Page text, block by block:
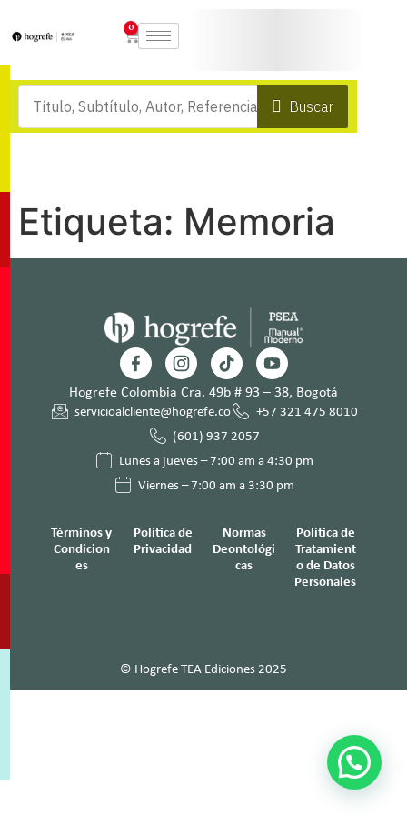
0
Buscar
Etiqueta: Memoria
Hogrefe Colombia Cra. 49b # 93 – 38, Bogotá
servicioalcliente@hogrefe.co
+57 321 475 8010
(601) 937 2057
Lunes a jueves – 7:00 am a 4:30 pm
Viernes – 7:00 am a 3:30 pm
Términos y
Condicion
es
Política de
Privacidad
Normas
Deontológi
cas
Política de
Tratamient
o de Datos
Personales
© Hogrefe TEA Ediciones 2025